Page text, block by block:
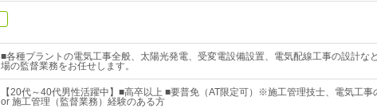
■各種プラントの電気工事全般、太陽光発電、受変電設備設置、電気配線工事の設計な
場の監督業務をお任せします。
【20代～40代男性活躍中】■高卒以上 ■要普免（AT限定可）※施工管理技士、電気工事
or 施工管理（監督業務）経験のある方